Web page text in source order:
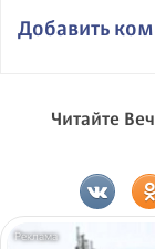
Добавить
Читайте